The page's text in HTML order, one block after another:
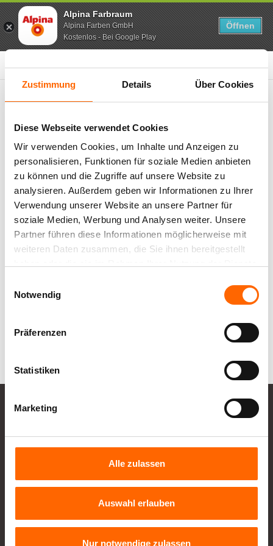
Zustimmung Details Über Cookies
Diese Webseite verwendet Cookies
Wir verwenden Cookies, um Inhalte und Anzeigen zu
personalisieren, Funktionen für soziale Medien anbieten
zu können und die Zugriffe auf unsere Website zu
analysieren. Außerdem geben wir Informationen zu Ihrer
Verwendung unserer Website an unsere Partner für
soziale Medien, Werbung und Analysen weiter. Unsere
Partner führen diese Informationen möglicherweise mit
weiteren Daten zusammen, die Sie ihnen bereitgestellt
Notwendig
Präferenzen
Statistiken
Marketing
Alle zulassen
Auswahl erlauben
Nur notwendige zulassen
Beliebte Suchbegriffe
Feine Farben
Lacke
Pure farben
Kinderzimmer
Farbenfreunde
Kontakt
Nachhaltigkeit
Integrität
Presse
Datenschutz
Alpina Farbraum
Alpina Farben GmbH
Kostenlos - Bei Google Play
Öffnen
Alpina Farbraum
Alpina Farben GmbH
Kostenlos - Bei Google Play
Öffnen